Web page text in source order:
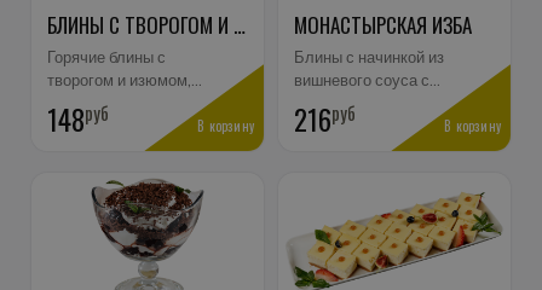
БЛИНЫ С ТВОРОГОМ И ИЗЮМОМ
Горячие блины с
творогом и изюмом,
подаются со сметаной.
Оформление заказа за
148руб В корзину
МОНАСТЫРСКАЯ ИЗБА
Блины с начинкой из
вишневого соуса с
кремом на основе
сметаны и сливок.
Оформление заказа за
216руб В корзину